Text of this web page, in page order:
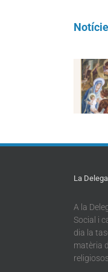
La
A la
Social i
dia la
matèria